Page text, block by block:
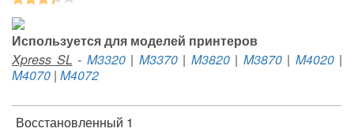
Используется для моделей принтеров
Xpress SL - M3320| M3370| M3820| M3870| M4020|
M4070 | M4072
Восстановленный 1